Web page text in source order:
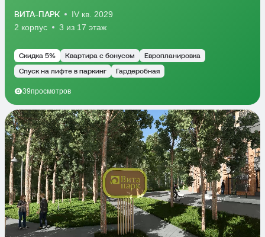
ВИТА-ПАРК
IV кв. 2029
2 корпус
3 из 17 этаж
Скидка 5% Квартира с бонусом
Европланировка
Спуск на лифте в паркинг
Гардеробная
39просмотров